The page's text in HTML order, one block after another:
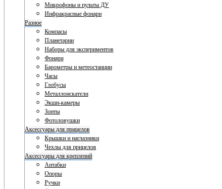
Микрофоны и пульты ДУ
Инфракрасные фонари
Разное
Компасы
Планетарии
Наборы для экспериментов
Фонари
Барометры и метеостанции
Часы
Глобусы
Металлоискатели
Экшн-камеры
Зонты
Фотоловушки
Аксессуары для прицелов
Крышки и наглазники
Чехлы для прицелов
Аксессуары для креплений
Антабки
Опоры
Ручки